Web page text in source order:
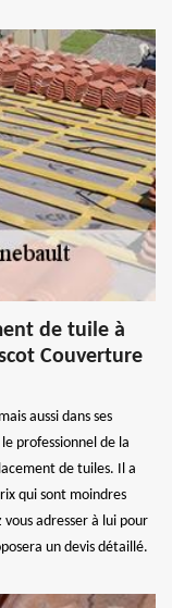
de tuile à
Couverture
aussi dans ses
professionnel de la
de tuiles. Il a
qui sont moindres
vous adresser à lui pour
un devis détaillé.